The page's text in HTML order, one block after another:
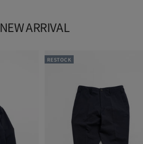
NEW ARRIVAL
RESTOCK